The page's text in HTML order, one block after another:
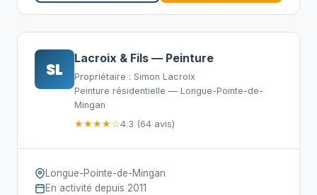
SL
Lacroix & Fils — Peinture
Propriétaire : Simon Lacroix
Peinture résidentielle — Longue-Pointe-de-
Mingan
★★★★☆4.3 (64 avis)
Longue-Pointe-de-Mingan
En activité depuis 2011